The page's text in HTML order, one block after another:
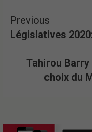
Previous
Législatives
Tahirou Barry
choix du